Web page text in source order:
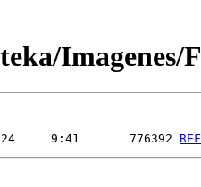
Imagenes/
9:41       776392